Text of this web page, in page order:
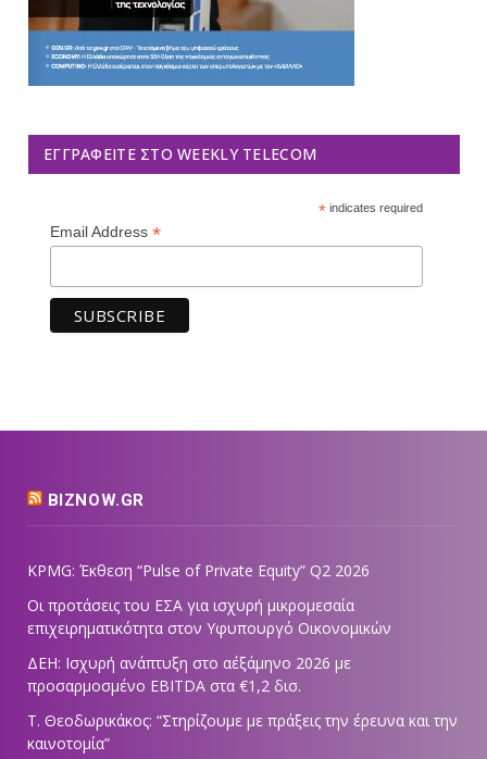
ΕΓΓΡΑΦΕΊΤΕ ΣΤΟ WEEKLY TELECOM
*indicates required
Email Address *
BIZNOW.GR
KPMG: Έκθεση “Pulse of Private Equity” Q2 2026
Οι προτάσεις του ΕΣΑ για ισχυρή μικρομεσαία
επιχειρηματικότητα στον Υφυπουργό Οικονομικών
ΔΕΗ: Ισχυρή ανάπτυξη στο α΄εξάμηνο 2026 με
προσαρμοσμένο EBITDA στα €1,2 δισ.
Τ. Θεοδωρικάκος: “Στηρίζουμε με πράξεις την έρευνα και την
καινοτομία”